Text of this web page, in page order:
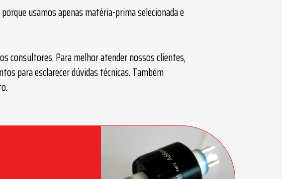
usamos apenas matéria-prima selecionada e
consultores. Para melhor atender nossos clientes,
para esclarecer dúvidas técnicas. Também